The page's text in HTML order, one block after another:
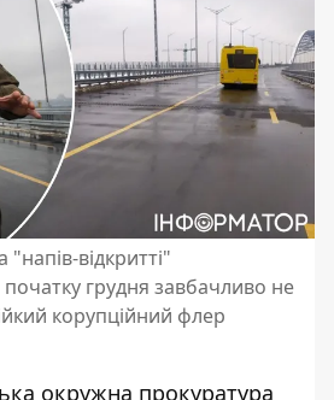
відкритті"
грудня завбачливо не
корупційний флер
окружна прокуратура